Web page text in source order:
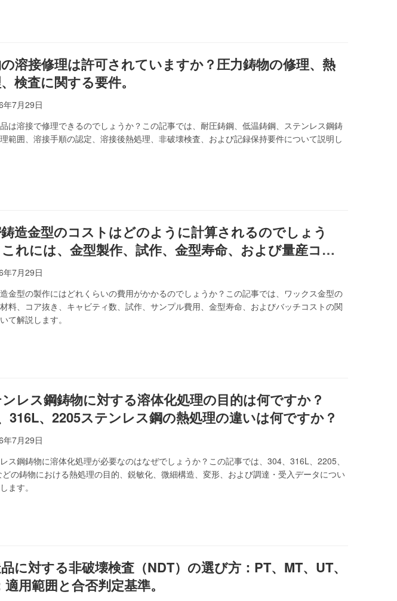
溶接修理は許可されていますか？圧力鋳物の修理、熱
検査に関する要件。
年7月29日
は溶接で修理できるのでしょうか？この記事では、耐圧鋳鋼、低温鋳鋼、ステンレス鋼鋳
範囲、溶接手順の認定、溶接後熱処理、非破壊検査、および記録保持要件について説明し
造金型のコストはどのように計算されるのでしょう
れには、金型製作、試作、金型寿命、および量産コス
まれます。
年7月29日
金型の製作にはどれくらいの費用がかかるのでしょうか？この記事では、ワックス金型の
料、コア抜き、キャビティ数、試作、サンプル費用、金型寿命、およびバッチコストの関
て解説します。
レス鋼鋳物に対する溶体化処理の目的は何ですか？
316L、2205ステンレス鋼の熱処理の違いは何ですか？
年7月29日
ス鋼鋳物に溶体化処理が必要なのはなぜでしょうか？この記事では、304、316L、2205、
の鋳物における熱処理の目的、鋭敏化、微細構造、変形、および調達・受入データについ
ます。
に対する非破壊検査（NDT）の選び方：PT、MT、UT、
適用範囲と合否判定基準。